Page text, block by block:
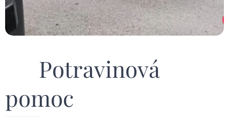
🥖 Potravinová
pomoc